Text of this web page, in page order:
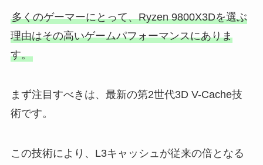
多くのゲーマーにとって、Ryzen 9800X3Dを選ぶ
理由はその高いゲームパフォーマンスにありま
す。
まず注目すべきは、最新の第2世代3D V-Cache技
術です。
この技術により、L3キャッシュが従来の倍となる